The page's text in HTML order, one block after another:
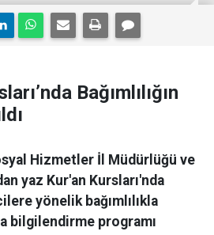
Bağımlılığın
Hizmetler İl Müdürlüğü ve
yaz Kur'an Kursları'nda
yönelik bağımlılıkla
bilgilendirme programı